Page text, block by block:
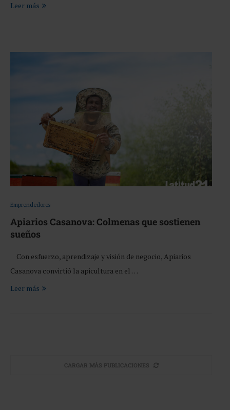
Leer más
Emprendedores
Apiarios Casanova: Colmenas que sostienen
sueños
Con esfuerzo, aprendizaje y visión de negocio, Apiarios
Casanova convirtió la apicultura en el …
Leer más
CARGAR MÁS PUBLICACIONES